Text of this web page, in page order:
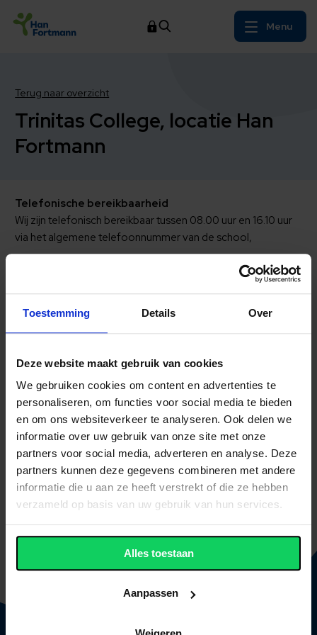
Toestemming Details Over
Deze website maakt gebruik van cookies
We gebruiken cookies om content en advertenties te
personaliseren, om functies voor social media te bieden
en om ons websiteverkeer te analyseren. Ook delen we
informatie over uw gebruik van onze site met onze
partners voor social media, adverteren en analyse. Deze
partners kunnen deze gegevens combineren met andere
informatie die u aan ze heeft verstrekt of die ze hebben
verzameld op basis van uw gebruik van hun services.
Alles toestaan
Aanpassen
Menu
Terug naar overzicht
Trinitas College, locatie Han
Fortmann
Telefonische bereikbaarheid
Wij zijn telefonisch bereikbaar tussen 08.00 uur en 16.10 uur
via het algemene telefoonnummer van de school,
1701 DA Heerhugowaard
Postbus 73
1700 AB Heerhugowaard
t (072) 571 01 44
einfohf@trinitascollege.nl
Andere pagina's in deze categorie
Schoolleiding en decanen
Contact- en vertrouwenspersonen
Deelraad, bevoegd gezag en inspectie